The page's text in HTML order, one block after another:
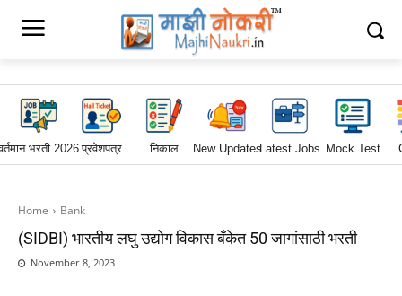
भरती 2026प्रवेशपत्र निकाल New UpdatesLatest Jobs Mock Test
Home Bank
(SIDBI) भारतीय लघु उद्योग विकास बँकेत 50 जागांसाठी भरती
November 8, 2023